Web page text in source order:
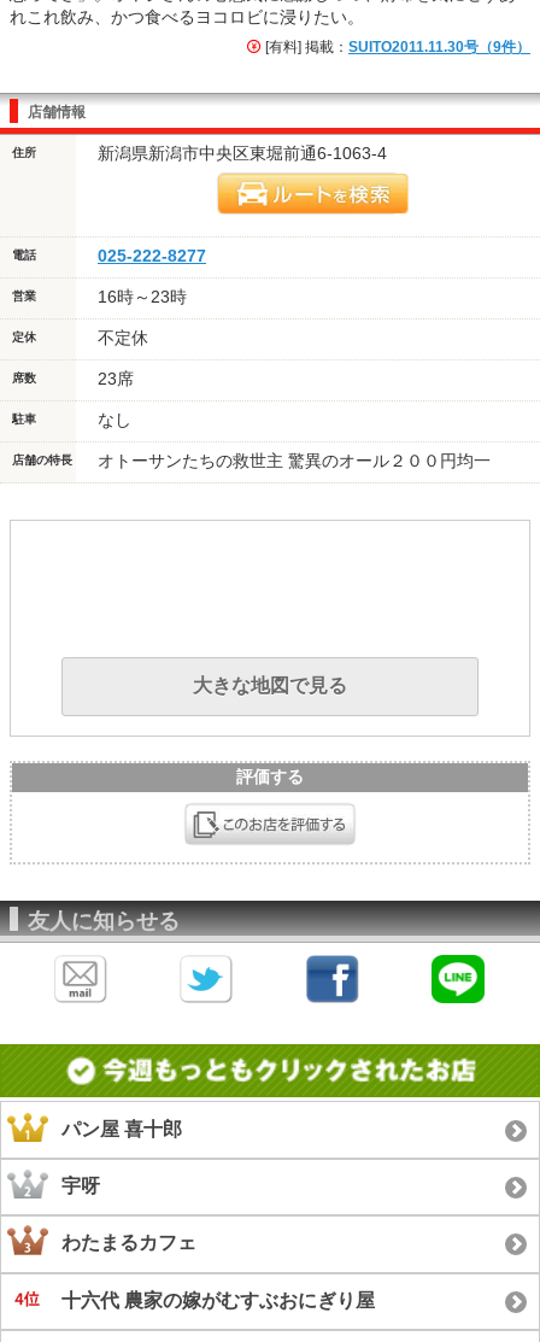
れこれ飲み、かつ食べるヨコロビに浸りたい。
[有料] 掲載： SUITO2011.11.30号（9件）
店舗情報
住所 新潟県新潟市中央区東堀前通6-1063-4
電話 025-222-8277
営業 16時～23時
定休 不定休
席数 23席
駐車 なし
店舗の特長 オトーサンたちの救世主 驚異のオール２００円均一
大きな地図で見る
評価する
友人に知らせる
パン屋 喜十郎
宇呀
わたまるカフェ
十六代 農家の嫁がむすぶおにぎり屋